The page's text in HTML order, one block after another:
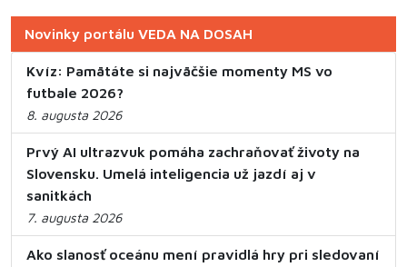
Novinky portálu VEDA NA DOSAH
Kvíz: Pamätáte si najväčšie momenty MS vo
futbale 2026?
8. augusta 2026
Prvý AI ultrazvuk pomáha zachraňovať životy na
Slovensku. Umelá inteligencia už jazdí aj v
sanitkách
7. augusta 2026
Ako slanosť oceánu mení pravidlá hry pri sledovaní